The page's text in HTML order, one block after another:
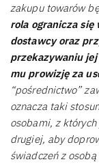
zakupu towarów
rola ogranicza się
dostawcy oraz
przekazywaniu
mu prowizję za
“pośrednictwo”
oznacza taki
osobami, z
drugiej, aby
świadczeń z